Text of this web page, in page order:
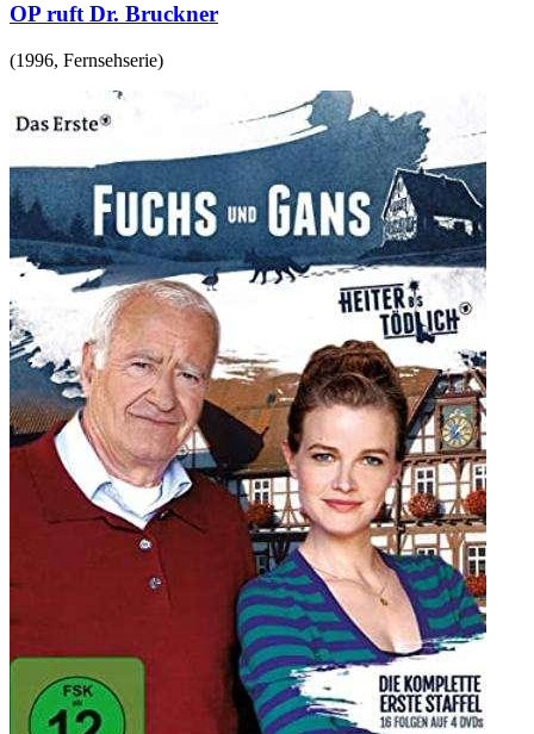
OP ruft Dr. Bruckner
(1996, Fernsehserie)